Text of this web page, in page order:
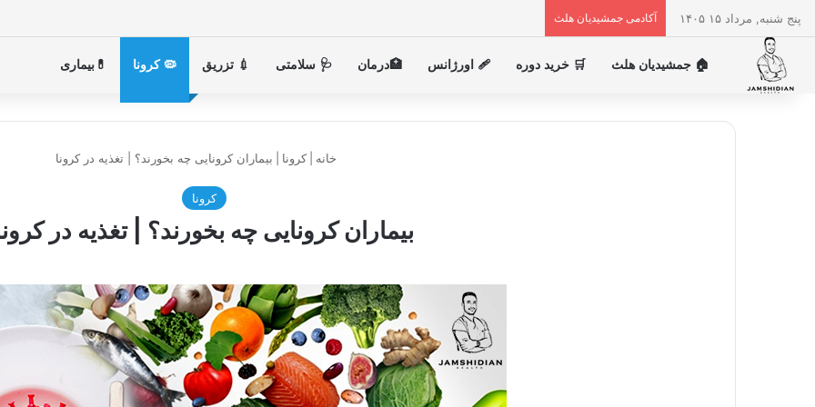
پنج شنبه, مرداد ۱۵ ۱۴۰۵ آکادمی جمشیدیان هلث
🏠 جمشیدیان هلث 🛒 خرید دوره 🩹 اورژانس 🏥درمان 🩺 سلامتی 💉 تزریق 🦠 کرونا 💊بیماری
خانه کرونا بیماران کرونایی چه بخورند؟ | تغذیه در کرونا
کرونا
بیماران کرونایی چه بخورند؟ | تغذیه در